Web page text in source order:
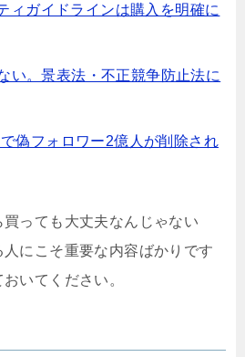
ィガイドラインは購入を明確に
い。景表法・不正競争防止法に
偽フォロワー2億人が削除され
買っても大丈夫なんじゃない
にこそ重要な内容ばかりです
いてください。